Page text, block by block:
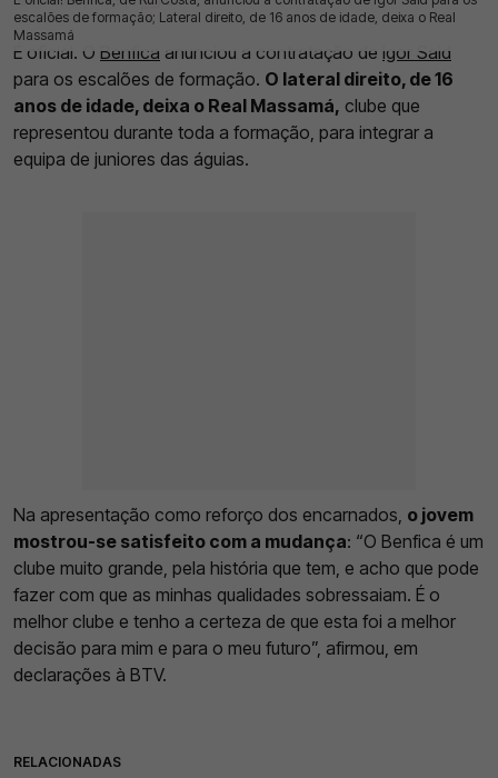
escalões de formação; Lateral direito, de 16 anos de idade, deixa o Real
Massamá
É oficial. O Benfica anunciou a contratação de Igor Said
para os escalões de formação. O lateral direito, de 16
anos de idade, deixa o Real Massamá, clube que
representou durante toda a formação, para integrar a
equipa de juniores das águias.
Na apresentação como reforço dos encarnados, o jovem
mostrou-se satisfeito com a mudança: “O Benfica é um
clube muito grande, pela história que tem, e acho que pode
fazer com que as minhas qualidades sobressaiam. É o
melhor clube e tenho a certeza de que esta foi a melhor
decisão para mim e para o meu futuro”, afirmou, em
declarações à BTV.
RELACIONADAS